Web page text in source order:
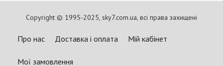
Copyright © 1995-2025, sky7.com.ua, всі права захищені
Про нас Доставка і оплата Мій кабінет
Мої замовлення